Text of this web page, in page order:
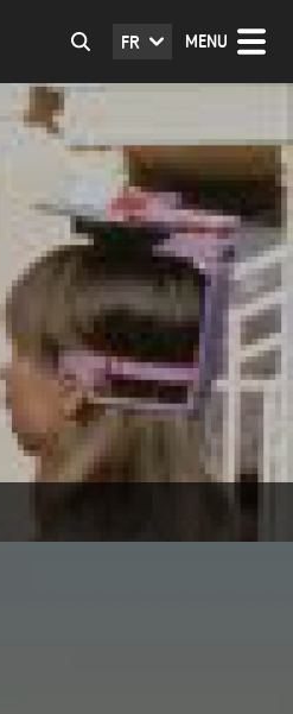
MENU
FR